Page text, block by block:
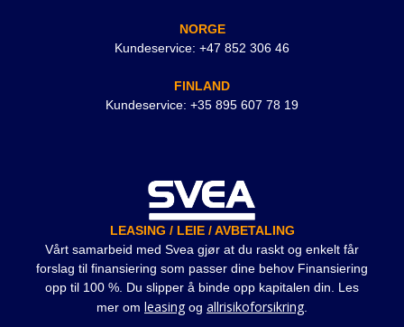
NORGE
Kundeservice: +47 852 306 46
FINLAND
Kundeservice: +35 895 607 78 19
LEASING / LEIE / AVBETALING
Vårt samarbeid med Svea gjør at du raskt og enkelt får
forslag til finansiering som passer dine behov Finansiering
opp til 100 %. Du slipper å binde opp kapitalen din. Les
mer om leasingog allrisikoforsikring.